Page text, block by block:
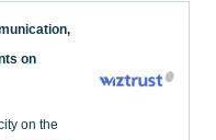
on
on the